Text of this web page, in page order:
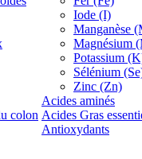
colon
Iode (I)
Manganèse
Magnésium
Potassium
Sélénium
Zinc (Zn)
Acides aminés
Acides Gras
Antioxydants